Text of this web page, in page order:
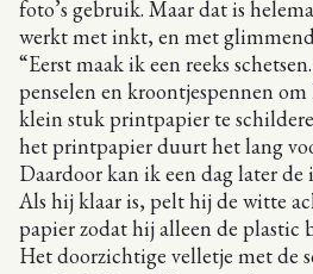
foto’s gebruik. Maar dat is
werkt met inkt, en met
“Eerst maak ik een reeks
penselen en kroontjespennen
klein stuk printpapier te
het printpapier duurt het lang
Daardoor kan ik een dag later de
Als hij klaar is, pelt hij de witte
papier zodat hij alleen de plastic
Het doorzichtige velletje met de